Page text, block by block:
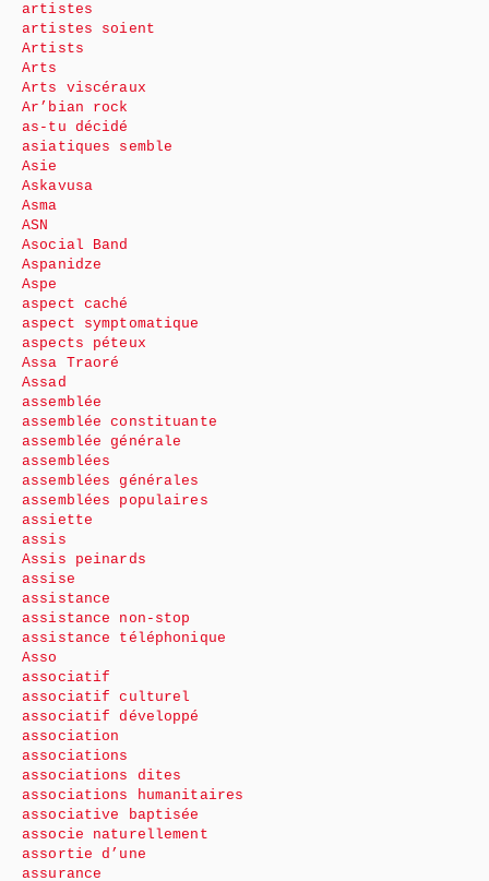
artistes
artistes soient
Artists
Arts
Arts viscéraux
Ar’bian rock
as-tu décidé
asiatiques semble
Asie
Askavusa
Asma
ASN
Asocial Band
Aspanidze
Aspe
aspect caché
aspect symptomatique
aspects péteux
Assa Traoré
Assad
assemblée
assemblée constituante
assemblée générale
assemblées
assemblées générales
assemblées populaires
assiette
assis
Assis peinards
assise
assistance
assistance non-stop
assistance téléphonique
Asso
associatif
associatif culturel
associatif développé
association
associations
associations dites
associations humanitaires
associative baptisée
associe naturellement
assortie d’une
assurance